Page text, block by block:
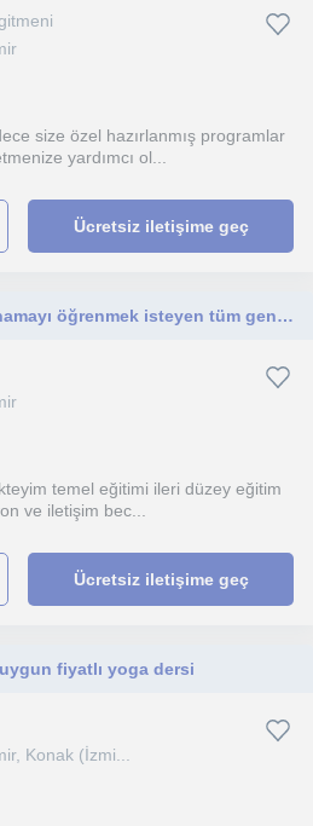
size özel hazırlanmış programlar
yardımcı ol...
Ücretsiz iletişime geç
Antrenörüm ve futbol oynamayı öğrenmek isteyen tüm genç çocuklarımıza yönelik eğitimler vermekteyim.
temel eğitimi ileri düzey eğitim
ve iletişim bec...
Ücretsiz iletişime geç
fiyatlı yoga dersi
Konak (İzmi...